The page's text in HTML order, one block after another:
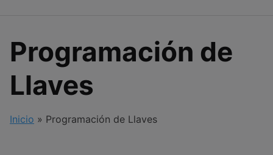
Programación de
Llaves
Inicio » Programación de Llaves